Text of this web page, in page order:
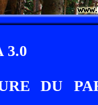
3.0
DU